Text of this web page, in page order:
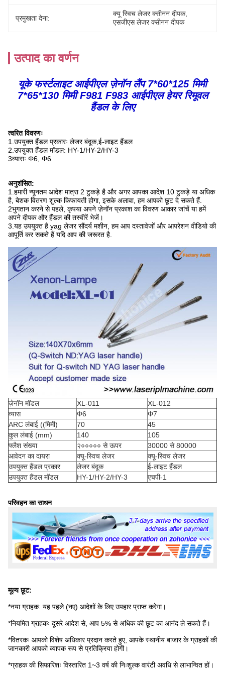
प्रमुखता देना:
क्यू स्विच लेजर क्सीनन दीपक,
एसजीएस लेजर क्सीनन दीपक
उत्पाद का वर्णन
यूके फर्स्टलाइट आईपीएल ज़ेनॉन लैंप 7*60*125 मिमी
7*65*130 मिमी F981 F983 आईपीएल हेयर रिमूवल
हैंडल के लिए
त्वरित विवरणः
1.उपयुक्त हैंडल प्रकारः लेजर बंदूक,ई-लाइट हैंडल
2.उपयुक्त हैंडल मॉडल: HY-1/HY-2/HY-3
3व्यासः Φ6, Φ6
अनुशंसित:
1.हमारी न्यूनतम आदेश मात्रा 2 टुकड़े है और अगर आपका आदेश 10 टुकड़े या अधिक
है, बेशक वितरण शुल्क किफायती होगा, इसके अलावा, हम आपको छूट दे सकते हैं.
2भुगतान करने से पहले, कृपया अपने ज़ेनॉन प्रकाश का विवरण आकार जांचें या हमें
अपने दीपक और हैंडल की तस्वीरें भेजें।
3.यह उपयुक्त है yag लेजर सौंदर्य मशीन, हम आप दस्तावेजों और आपरेशन वीडियो की
आपूर्ति कर सकते हैं यदि आप की जरूरत है.
ज़ेनॉन मॉडल XL-011
XL-012
व्यास
Φ6
Φ7
ARC लंबाई ((मिमी)
70
45
कुल लंबाई (mm)
140
105
फ्लैश संख्या
२००००० से ऊपर
30000 से 80000
आवेदन का दायरा
क्यू-स्विच लेजर
क्यू-स्विच लेजर
उपयुक्त हैंडल प्रकार
लेजर बंदूक
ई-लाइट हैंडल
उपयुक्त हैंडल मॉडल
HY-1/HY-2/HY-3 एचपी-1
परिवहन का साधन
मूल्य छूट:
*नया ग्राहक: यह पहले (नए) आदेशों के लिए उपहार प्राप्त करेगा।
*नियमित ग्राहकः दूसरे आदेश से, आप 5% से अधिक की छूट का आनंद ले सकते हैं।
*वितरकः आपको विशेष अधिकार प्रदान करते हुए, आपके स्थानीय बाजार के ग्राहकों की
जानकारी आपको व्यापक रूप से प्रतिक्रिया होगी।
*ग्राहक की सिफारिशः विस्तारित 1~3 वर्ष की निःशुल्क वारंटी अवधि से लाभान्वित हों।